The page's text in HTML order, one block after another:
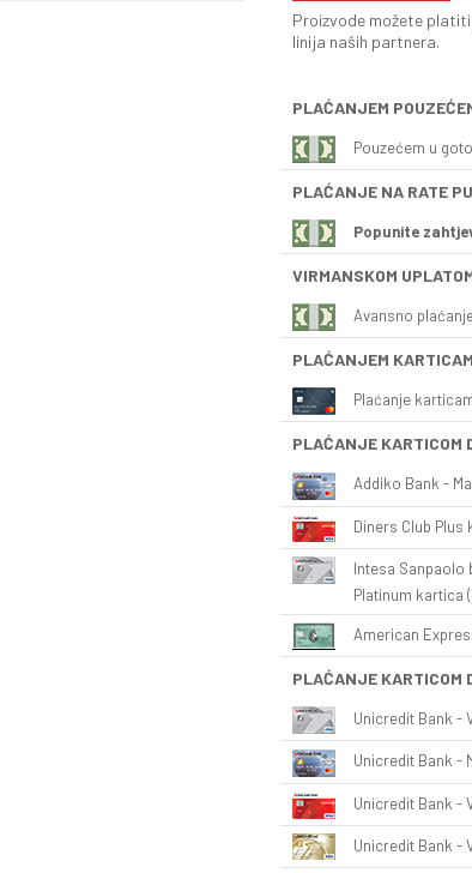
Proizvode možete
linija naših partnera.
PLAĆANJEM
Pouzećem u
PLAĆANJE NA RATE
Popunite
VIRMANSKOM
Avansno
PLAĆANJEM
Plaćanje
PLAĆANJE KARTICOM
Addiko Bank -
Diners Club Plus
Intesa Sanpaolo
Platinum kartica
American
PLAĆANJE KARTICOM
Unicredit Bank -
Unicredit Bank -
Unicredit Bank -
Unicredit Bank -